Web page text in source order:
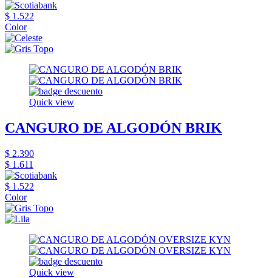
$ 1.522
Color
Quick view
CANGURO DE ALGODÓN BRIK
$ 2.390
$ 1.611
$ 1.522
Color
Quick view